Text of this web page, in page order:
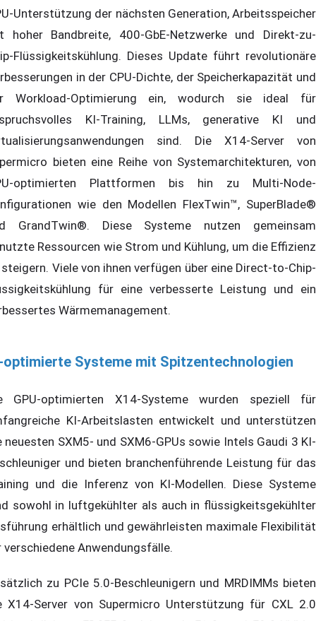
Unterstützung der nächsten Generation, Arbeitsspeicher
hoher Bandbreite, 400-GbE-Netzwerke und Direkt-zu-
Flüssigkeitskühlung. Dieses Update führt revolutionäre
in der CPU-Dichte, der Speicherkapazität und
Workload-Optimierung ein, wodurch sie ideal für
KI-Training, LLMs, generative KI und
sind. Die X14-Server von
bieten eine Reihe von Systemarchitekturen, von
optimierten Plattformen bis hin zu Multi-Node-
wie den Modellen FlexTwin™, SuperBlade®
GrandTwin®. Diese Systeme nutzen gemeinsam
Ressourcen wie Strom und Kühlung, um die Effizienz
Viele von ihnen verfügen über eine Direct-to-Chip-
für eine verbesserte Leistung und ein
Wärmemanagement.
optimierte Systeme mit Spitzentechnologien
GPU-optimierten X14-Systeme wurden speziell für
KI-Arbeitslasten entwickelt und unterstützen
neuesten SXM5- und SXM6-GPUs sowie Intels Gaudi 3 KI-
und bieten branchenführende Leistung für das
und die Inferenz von KI-Modellen. Diese Systeme
sowohl in luftgekühlter als auch in flüssigkeitsgekühlter
erhältlich und gewährleisten maximale Flexibilität
verschiedene Anwendungsfälle.
zu PCIe 5.0-Beschleunigern und MRDIMMs bieten
X14-Server von Supermicro Unterstützung für CXL 2.0